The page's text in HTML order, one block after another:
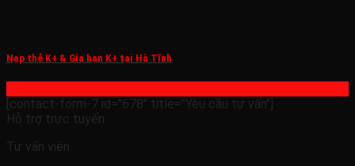
Nạp thẻ K+ & Gia hạn K+ tại Hà Tĩnh
[contact-form-7 id="678" title="Yêu cầu tư vấn"]
Hỗ trợ trực tuyến
Tư vấn viên